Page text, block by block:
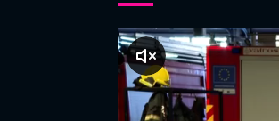
klikni za zvuk